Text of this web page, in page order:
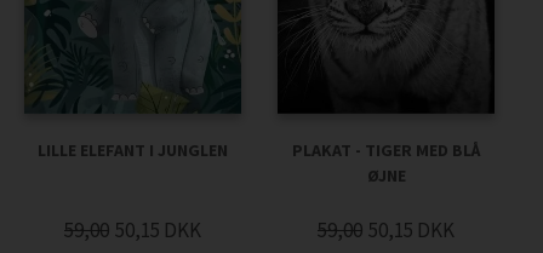
LILLE ELEFANT I JUNGLEN
59,00 50,15 DKK
PLAKAT - TIGER MED BLÅ
ØJNE
59,00 50,15 DKK